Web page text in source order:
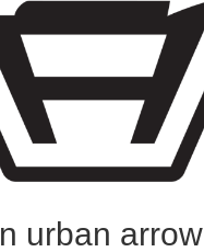
urban arrow